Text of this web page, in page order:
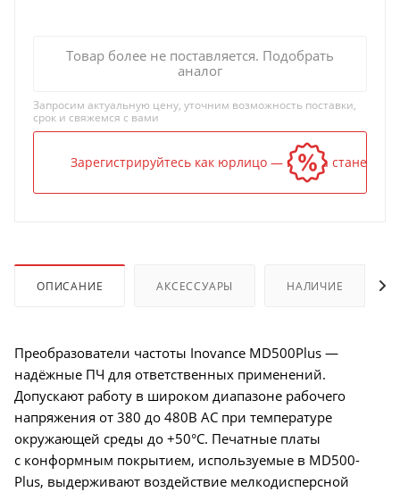
Товар более не поставляется. Подобрать
аналог
Запросим актуальную цену, уточним возможность поставки,
срок и свяжемся с вами
Зарегистрируйтесь как юрлицо — и цена станет
ОПИСАНИЕ АКСЕССУАРЫ НАЛИЧИЕ
Преобразователи частоты Inovance MD500Plus —
надёжные ПЧ для ответственных применений.
Допускают работу в широком диапазоне рабочего
напряжения от 380 до 480В AC при температуре
окружающей среды до +50°C. Печатные платы
с конформным покрытием, используемые в MD500-
Plus, выдерживают воздействие мелкодисперсной